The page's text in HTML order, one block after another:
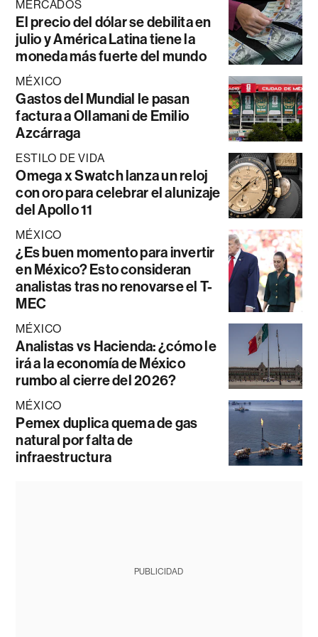
MERCADOS
El precio del dólar se debilita en
julio y América Latina tiene la
moneda más fuerte del mundo
MÉXICO
Gastos del Mundial le pasan
factura a Ollamani de Emilio
Azcárraga
ESTILO DE VIDA
Omega x Swatch lanza un reloj
con oro para celebrar el alunizaje
del Apollo 11
MÉXICO
¿Es buen momento para invertir
en México? Esto consideran
analistas tras no renovarse el T-
MEC
MÉXICO
Analistas vs Hacienda: ¿cómo le
irá a la economía de México
rumbo al cierre del 2026?
MÉXICO
Pemex duplica quema de gas
natural por falta de
infraestructura
PUBLICIDAD